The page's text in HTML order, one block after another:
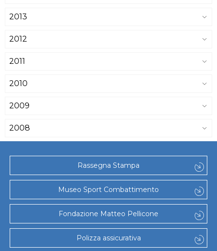
2013
2012
2011
2010
2009
2008
Rassegna Stampa
Museo Sport Combattimento
Fondazione Matteo Pellicone
Polizza assicurativa